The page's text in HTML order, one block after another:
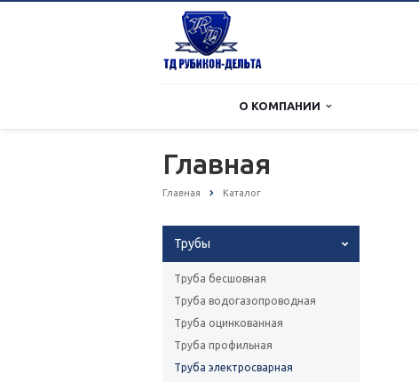
О КОМПАНИИ
Главная
Главная Каталог
Трубы
Труба бесшовная
Труба водогазопроводная
Труба оцинкованная
Труба профильная
Труба электросварная